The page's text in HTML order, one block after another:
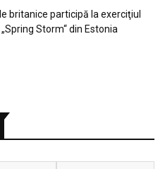
britanice participă la exerciţiul
„Spring Storm“ din Estonia